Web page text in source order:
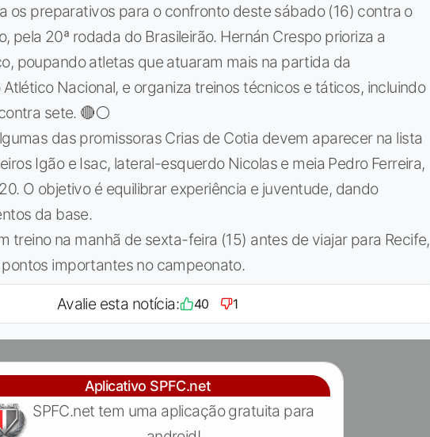
os preparativos para o confronto deste sábado (16) contra o
pela 20ª rodada do Brasileirão. Hernán Crespo prioriza a
poupando atletas que atuaram mais na partida da
Nacional, e organiza treinos técnicos e táticos, incluindo
sete. 🔴⚪
das promissoras Crias de Cotia devem aparecer na lista
Igão e Isac, lateral-esquerdo Nicolas e meia Pedro Ferreira,
O objetivo é equilibrar experiência e juventude, dando
da base.
treino na manhã de sexta-feira (15) antes de viajar para Recife,
importantes no campeonato.
Avalie esta notícia: 40 1
Aplicativo SPFC.net
SPFC.net tem uma aplicação gratuita para